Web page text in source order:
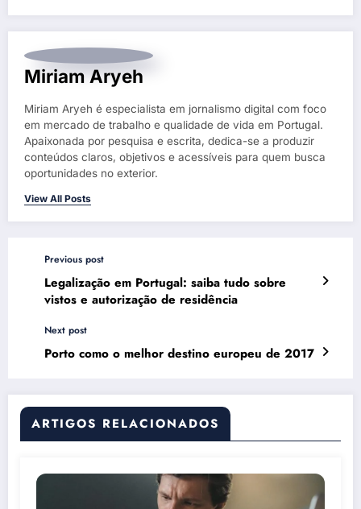
Miriam Aryeh
Miriam Aryeh é especialista em jornalismo digital com foco
em mercado de trabalho e qualidade de vida em Portugal.
Apaixonada por pesquisa e escrita, dedica-se a produzir
conteúdos claros, objetivos e acessíveis para quem busca
oportunidades no exterior.
View All Posts
Previous post
Legalização em Portugal: saiba tudo sobre
vistos e autorização de residência
Next post
Porto como o melhor destino europeu de 2017
ARTIGOS RELACIONADOS